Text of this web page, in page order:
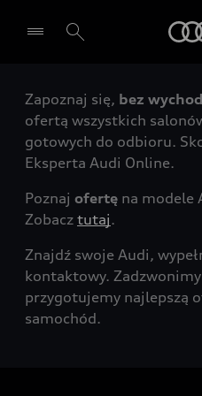
Wybierz Twojego
Zapoznaj się, bez
ofertą wszystkich
gotowych do odbioru.
Eksperta Audi Online.
Poznaj ofertę na modele
Zobacz tutaj.
Znajdź swoje Audi,
kontaktowy.
przygotujemy najlepszą
samochód.